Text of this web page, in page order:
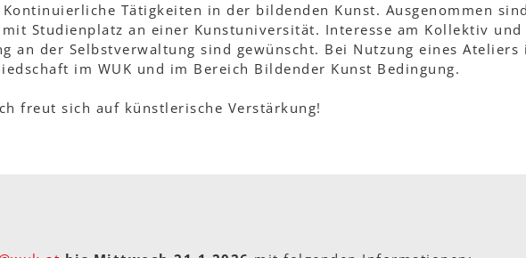
Tätigkeiten in der bildenden Kunst. Ausgenommen sind
mit Studienplatz an einer Kunstuniversität. Interesse am Kollektiv und
an der Selbstverwaltung sind gewünscht. Bei Nutzung eines Ateliers
im WUK und im Bereich Bildender Kunst Bedingung.
freut sich auf künstlerische Verstärkung!